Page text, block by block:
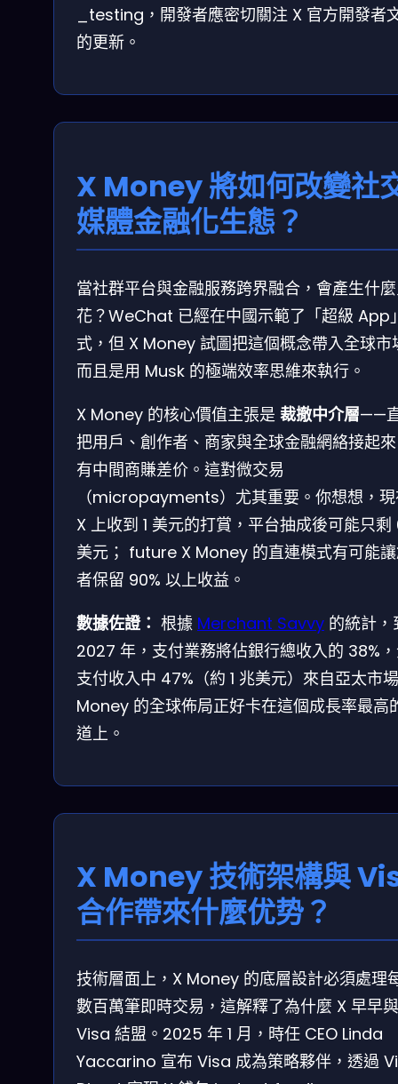
_testing，開發者應密切關注 X 官方開發者
的更新。
X Money 將如何改變社
媒體金融化生態？
當社群平台與金融服務跨界融合，會產生什
花？WeChat 已經在中國示範了「超級 App
式，但 X Money 試圖把這個概念帶入全球市
而且是用 Musk 的極端效率思維來執行。
X Money 的核心價值主張是 裁撤中介層——
把用戶、創作者、商家與全球金融網絡接起
有中間商賺差价。這對微交易
（micropayments）尤其重要。你想想，
X 上收到 1 美元的打賞，平台抽成後可能只剩
美元； future X Money 的直連模式有可能
者保留 90% 以上收益。
數據佐證： 根據 Merchant Savvy 的統計，
2027 年，支付業務將佔銀行總收入的 38%
支付收入中 47%（約 1 兆美元）來自亞太市
Money 的全球佈局正好卡在這個成長率最高
道上。
X Money 技術架構與
合作帶來什麼优势？
技術層面上，X Money 的底層設計必須處理
數百萬筆即時交易，這解釋了為什麼 X 早早與
Visa 結盟。2025 年 1 月，時任 CEO Linda
Yaccarino 宣布 Visa 成為策略夥伴，透過